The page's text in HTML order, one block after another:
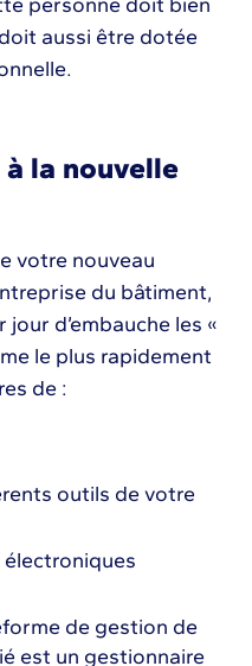
aussi être dotée
la nouvelle
votre nouveau
du bâtiment,
d’embauche les «
le plus rapidement
de :
outils de votre
de gestion de
est un gestionnaire